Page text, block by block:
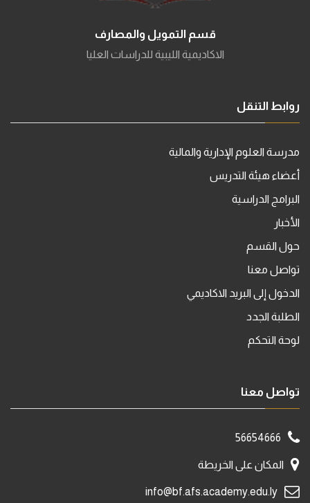
قسم التمويل والمصارف
الاكاديمية الليبية للدراسات العليا
روابط التنقل
مدرسة العلوم الإدارية والمالية
أعضاء هيئة التدريس
البرامج الدراسية
الأخبار
حول القسم
تواصل معنا
الدخول إلى البريد الاكاديمي
الطلبة الجدد
لوحة التحكم
تواصل معنا
56654666
المكان على الخريطة
info@bf.afs.academy.edu.ly